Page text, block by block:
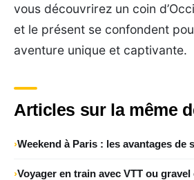
vous découvrirez un coin
et le présent se confondent
aventure unique et captivante.
Articles sur la même
Weekend à Paris : les avantages de
Voyager en train avec VTT ou gravel